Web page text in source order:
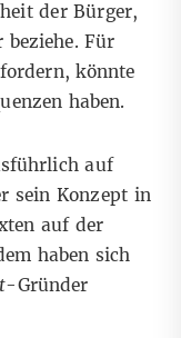
der Bürger,
beziehe. Für
könnte
haben.
auf
sein Konzept in
auf der
haben sich
-Gründer